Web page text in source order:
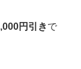
円引きで